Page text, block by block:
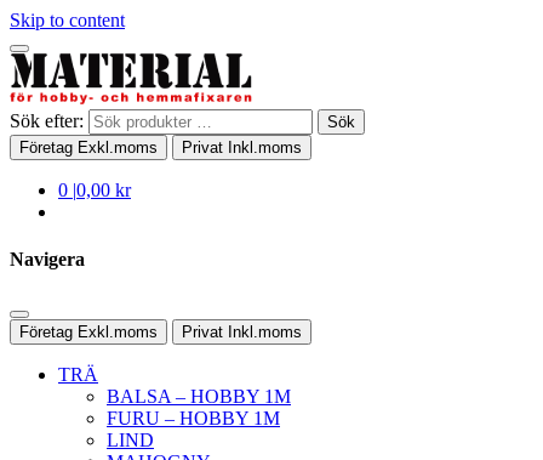
Skip to content
Sök efter:
Sök
Företag Exkl.moms Privat Inkl.moms
0 |0,00 kr
Navigera
Företag Exkl.moms Privat Inkl.moms
TRÄ
BALSA – HOBBY 1M
FURU – HOBBY 1M
LIND